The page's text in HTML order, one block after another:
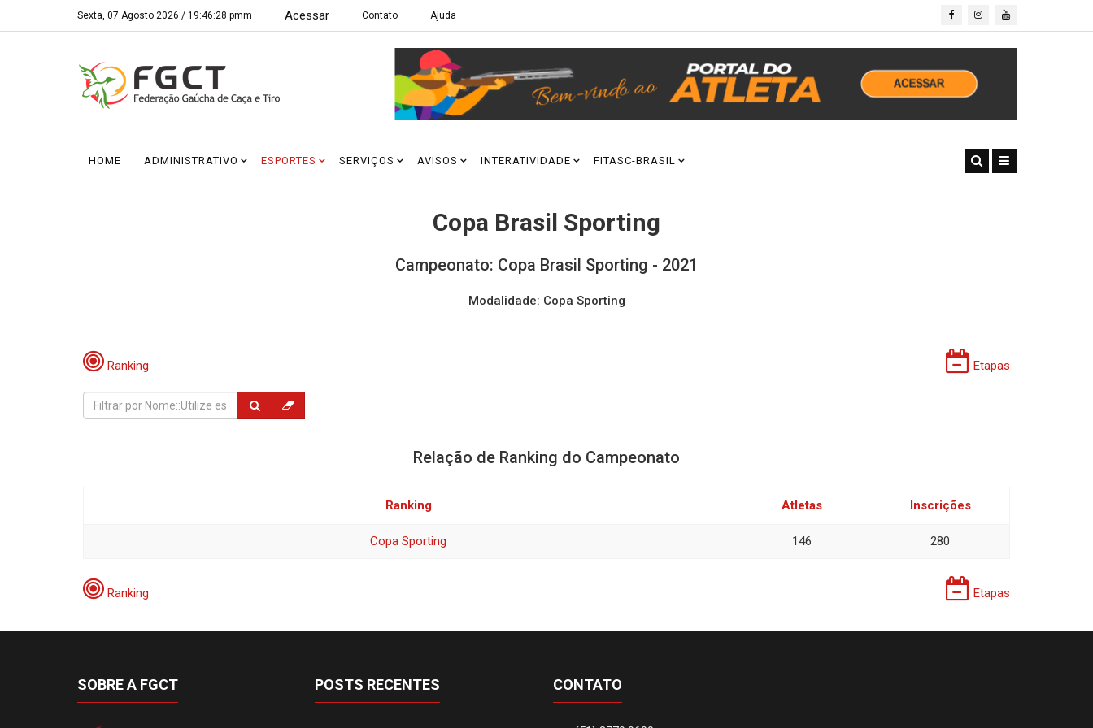
Sexta, 07 Agosto 2026 / 19:46:28 pmm Acessar Contato Ajuda
HOME ADMINISTRATIVO ESPORTES SERVIÇOS AVISOS INTERATIVIDADE FITASC-BRASIL
Copa Brasil Sporting
Campeonato: Copa Brasil Sporting - 2021
Modalidade: Copa Sporting
Ranking Etapas
Relação de Ranking do Campeonato
Ranking Atletas Inscrições
Copa Sporting 146 280
Ranking Etapas
SOBRE A FGCT POSTS RECENTES CONTATO